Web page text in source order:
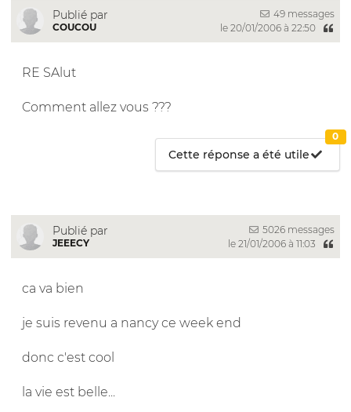
Publié par
COUCOU
49 messages
le 20/01/2006 à 22:50
RE SAlut
Comment allez vous ???
Cette réponse a été utile
0
Publié par
JEEECY
5026 messages
le 21/01/2006 à 11:03
ca va bien
je suis revenu a nancy ce week end
donc c'est cool
la vie est belle...